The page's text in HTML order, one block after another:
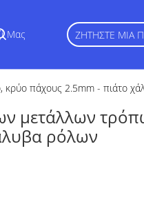
Μας ΖΗΤΉΣΤΕ ΜΙΑ
κρύο πάχους 2.5mm - πιάτο
μετάλλων
ρόλων